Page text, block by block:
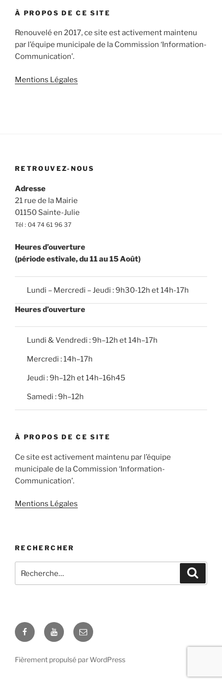
À PROPOS DE CE SITE
Renouvelé en 2017, ce site est activement maintenu
par l’équipe municipale de la Commission ‘Information-
Communication’.
Mentions Légales
RETROUVEZ-NOUS
Adresse
21 rue de la Mairie
01150 Sainte-Julie
Tél : 04 74 61 96 37
Heures d’ouverture
(période estivale, du 11 au 15 Août)
Lundi – Mercredi – Jeudi : 9h30-12h et 14h-17h
Heures d’ouverture
Lundi & Vendredi : 9h–12h et 14h–17h
Mercredi : 14h–17h
Jeudi : 9h–12h et 14h–16h45
Samedi : 9h–12h
À PROPOS DE CE SITE
Ce site est activement maintenu par l’équipe
municipale de la Commission ‘Information-
Communication’.
Mentions Légales
RECHERCHER
pour
FacebookYouTubeE-
mail
Fièrement propulsé par WordPress